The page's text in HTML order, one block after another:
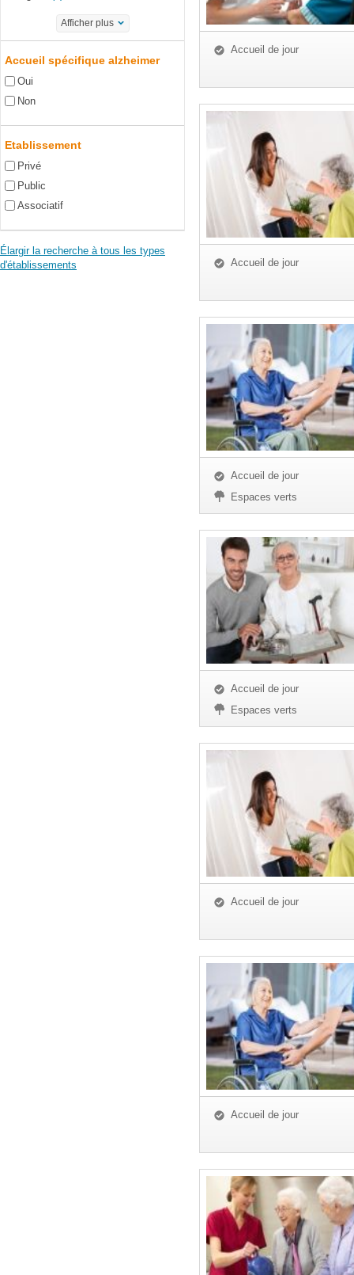
Afficher plus
Accueil spécifique alzheimer
Oui
Non
Etablissement
Privé
Public
Associatif
Élargir la recherche à tous les types
d'établissements
Accueil de jour
Accueil de jour
Accueil de jour
Espaces verts
Accueil de jour
Espaces verts
Accueil de jour
Accueil de jour